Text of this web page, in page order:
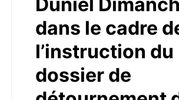
dans le cadre
l’instruction du
dossier de